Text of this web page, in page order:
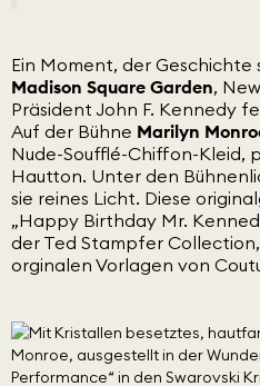
Ein Moment, der Geschichte
Madison Square Garden,
Präsident John F. Kennedy
Auf der Bühne Marilyn
Nude-Soufflé-Chiffon-
Hautton. Unter den
sie reines Licht. Diese
„Happy Birthday Mr.
der Ted Stampfer
orginalen Vorlagen von